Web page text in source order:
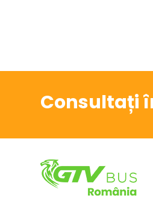
Consultați